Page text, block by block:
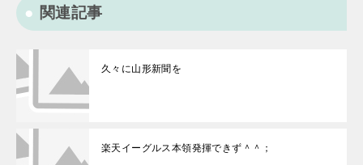
関連記事
久々に山形新聞を
楽天イーグルス本領発揮できず＾＾；